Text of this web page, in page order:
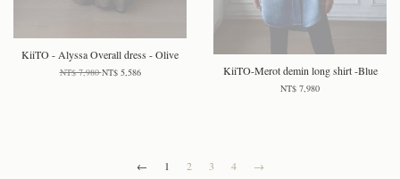
KiiTO - Alyssa Overall dress - Olive
NT$ 7,980NT$ 5,586 KiiTO-Merot demin long shirt -Blue
NT$ 7,980
← 1 2 3 4 →